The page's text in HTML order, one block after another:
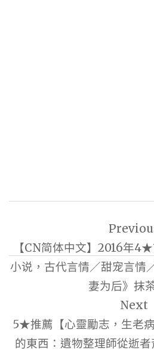
導
覽
【CN简体中文】2016年
小说，古代言情／甜宠言情
妻为后》抹
Next
5★推薦【心靈勵志，生老
的東西：遺物整理師從逝